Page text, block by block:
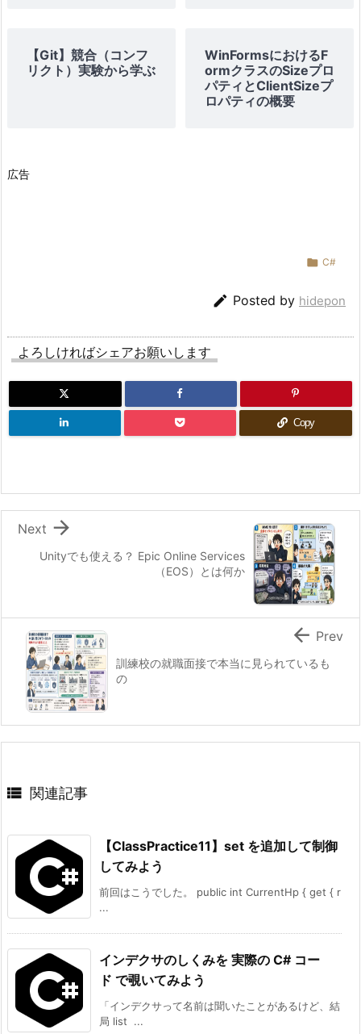
【Git】競合（コンフ
リクト）実験から学ぶ
WinFormsにおけるF
ormクラスのSizeプロ
パティとClientSizeプ
ロパティの概要
広告
 C#
 Posted by hidepon
よろしければシェアお願いします
Copy
Unityでも使える？ Epic Online Services
（EOS）とは何か

Next
訓練校の就職面接で本当に見られているも
の
 Prev
 関連記事
【ClassPractice11】set を追加して制御
してみよう
前回はこうでした。 public int CurrentHp { get { r
...
インデクサのしくみを 実際の C# コー
ド で覗いてみよう
「インデクサって名前は聞いたことがあるけど、結
局 list ...